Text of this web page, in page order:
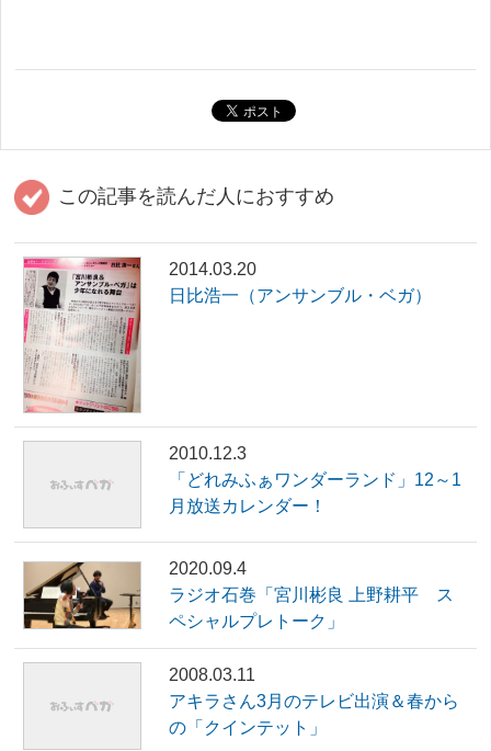
この記事を読んだ人におすすめ
2014.03.20
日比浩一（アンサンブル・ベガ）
2010.12.3
「どれみふぁワンダーランド」12～1
月放送カレンダー！
2020.09.4
ラジオ石巻「宮川彬良 上野耕平 ス
ペシャルプレトーク」
2008.03.11
アキラさん3月のテレビ出演＆春から
の「クインテット」